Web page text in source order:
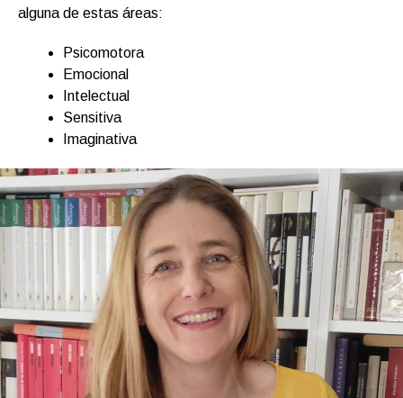
alguna de estas áreas:
Psicomotora
Emocional
Intelectual
Sensitiva
Imaginativa